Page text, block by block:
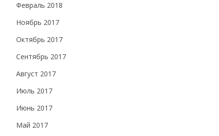
Февраль 2018
Ноябрь 2017
Октябрь 2017
Сентябрь 2017
Август 2017
Июль 2017
Июнь 2017
Май 2017